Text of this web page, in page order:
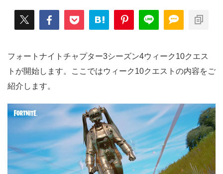
フォートナイトチャプター3シーズン4ウィーク10クエス
トが開始します。ここではウィーク10クエストの内容をご
紹介します。